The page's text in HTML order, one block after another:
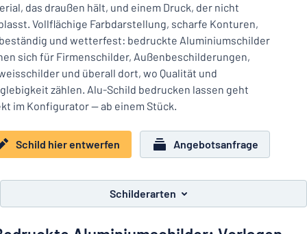
Namensschilder
Aufkleber
Verkehr und Fahrzeuge
Industrie und Fertigung
Alle Kategorien anzeigen
Holzschilder
Material
Herstellung
Haus
und
Heim
Kennzeichnung
Namensschilder
Alle Kategorien anzeigen
Angebotsanfrage
das draußen hält, und einem Druck, der nicht
Vollflächige Farbdarstellung, scharfe Konturen,
und wetterfest: bedruckte Aluminiumschilder
sich für Firmenschilder, Außenbeschilderungen,
und überall dort, wo Qualität und
zählen. Alu-Schild bedrucken lassen geht
im Konfigurator — ab einem Stück.
Schild hier entwerfen Angebotsanfrage
Schilderarten